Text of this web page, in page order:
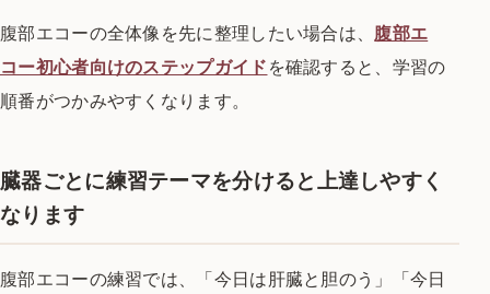
腹部エコーの全体像を先に整理したい場合は、 腹部エ
コー初心者向けのステップガイド を確認すると、学習の
順番がつかみやすくなります。
臓器ごとに練習テーマを分けると上達しやすく
なります
腹部エコーの練習では、「今日は肝臓と胆のう」「今日